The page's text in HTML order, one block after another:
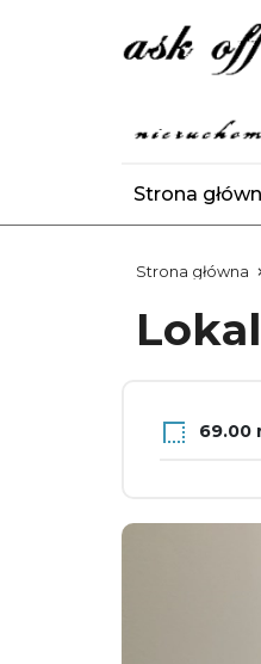
Strona
Strona główna
69.00